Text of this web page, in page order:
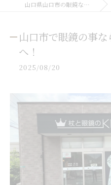
山口県山口市の眼鏡なら杖と眼鏡のKING
山口市で眼鏡の事
へ！
2025/08/20